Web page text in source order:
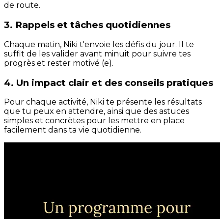
de route.
3. Rappels et tâches quotidiennes
Chaque matin, Niki t'envoie les défis du jour. Il te
suffit de les valider avant minuit pour suivre tes
progrès et rester motivé (e).
4. Un impact clair et des conseils pratiques
Pour chaque activité, Niki te présente les résultats
que tu peux en attendre, ainsi que des astuces
simples et concrètes pour les mettre en place
facilement dans ta vie quotidienne.